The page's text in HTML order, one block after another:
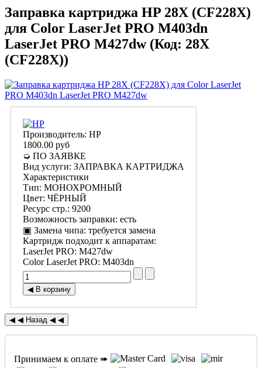
Заправка картриджа HP 28X (CF228X)
для Color LaserJet PRO M403dn
LaserJet PRO M427dw (Код: 28X
(CF228X))
Производитель: HP
1800.00 руб
➭ ПО ЗАЯВКЕ
Вид услуги: ЗАПРАВКА КАРТРИДЖА
Характеристики
Тип: МОНОХРОМНЫЙ
Цвет: ЧЁРНЫЙ
Ресурс стр.: 9200
Возможность заправки: есть
▣ Замена чипа: требуется замена
Картридж подходит к аппаратам:
LaserJet PRO: M427dw
Color LaserJet PRO: M403dn
Принимаем к оплате ➠